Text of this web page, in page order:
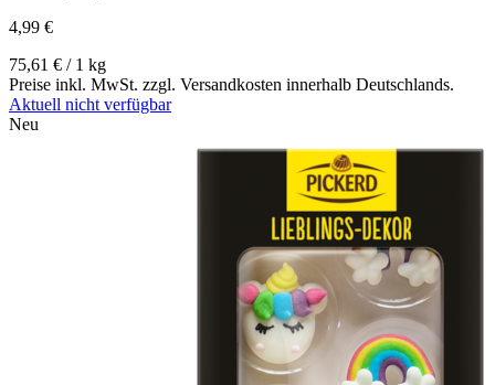
4,99 €
75,61 € / 1 kg
Preise inkl. MwSt. zzgl. Versandkosten innerhalb Deutschlands.
Aktuell nicht verfügbar
Neu